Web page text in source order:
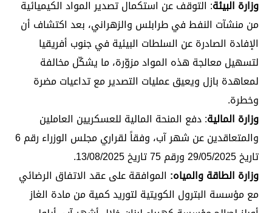
وزارة البيئة: التوقف عن استكمال تصدير المواد الكيميائية
من منشآت النفط في طرابلس والزهراني، بعد اكتشاف أن
الإفادة الصادرة عن السلطات البيئية في جنوب أفريقيا
لتسهيل معالجة هذه المواد مزوّرة، ما يشكّل مخالفة
لمعاهدة بازل ويعيق عمليات التصدير مع تداعيات مضرة
وخطرة.
وزارة المالية: دفع المنحة المالية للعسكريين العاملين
والمتعاقدين عن شهر آب، وفقاً لقراري مجلس الوزراء رقم 6
تاريخ 29/05/2025 ورقم 75 تاريخ 13/08/2025.
وزارة الطاقة والمياه: الموافقة على عقد الاتفاق الرضائي
مع مؤسسة البترول الكويتية لتوريد كمية من مادة الغاز